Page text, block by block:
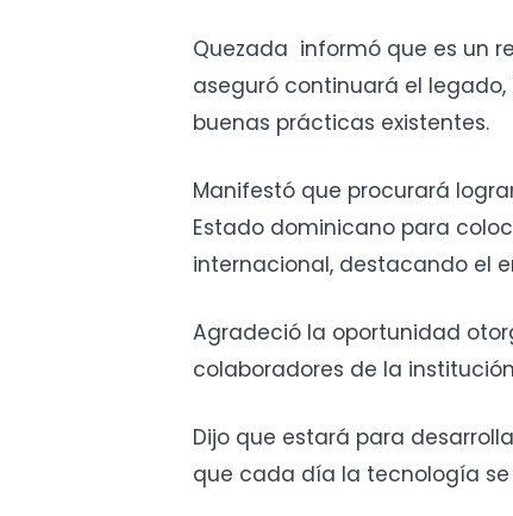
Quezada informó que es un
aseguró continuará el
buenas prácticas existentes.
Manifestó que procurará
Estado dominicano para
internacional, destacando el
Agradeció la oportunidad
colaboradores de la
Dijo que estará para
que cada día la tecnología se